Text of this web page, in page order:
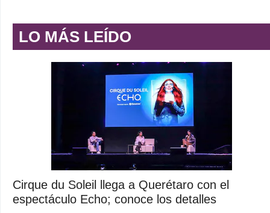
LO MÁS LEÍDO
Cirque du Soleil llega a Querétaro con el
espectáculo Echo; conoce los detalles